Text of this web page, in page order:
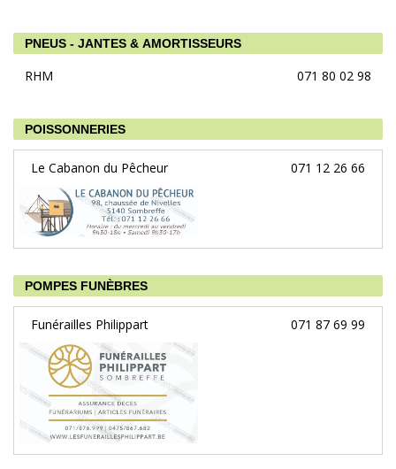
PNEUS - JANTES & AMORTISSEURS
RHM 071 80 02 98
POISSONNERIES
Le Cabanon du Pêcheur 071 12 26 66
POMPES FUNÈBRES
Funérailles Philippart 071 87 69 99